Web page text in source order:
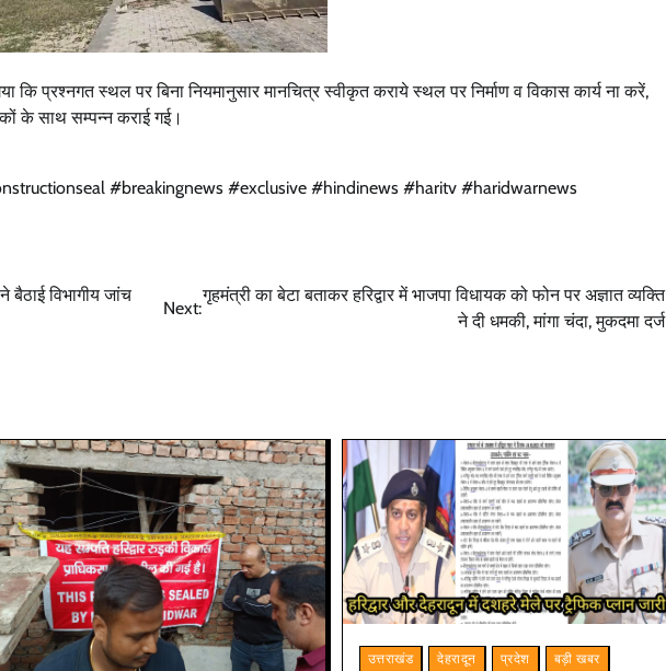
कि प्रश्नगत स्थल पर बिना नियमानुसार मानचित्र स्वीकृत कराये स्थल पर निर्माण व विकास कार्य ना करें,
के साथ सम्पन्न कराई गई।
#breakingnews #exclusive #hindinews #haritv #haridwarnews
बैठाई विभागीय जांच
Next:
गृहमंत्री का बेटा बताकर हरिद्वार में भाजपा विधायक को फोन पर अज्ञात व्यक्ति
ने दी धमकी, मांगा चंदा, मुकदमा दर्ज
उत्तराखंड देहरादून प्रदेश
बड़ी खबर